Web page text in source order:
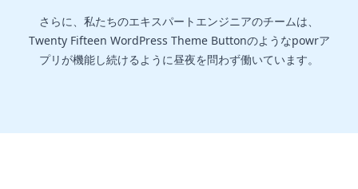
さらに、私たちのエキスパートエンジニアのチームは、
Twenty Fifteen WordPress Theme Buttonのようなpowrア
プリが機能し続けるように昼夜を問わず働いています。